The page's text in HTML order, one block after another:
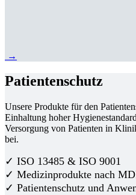
→
Patientenschutz
Unsere Produkte für den
Einhaltung hoher
Versorgung von Patienten in
bei.
✓ ISO 13485 & ISO 9001
✓ Medizinprodukte nach
✓ Patientenschutz und